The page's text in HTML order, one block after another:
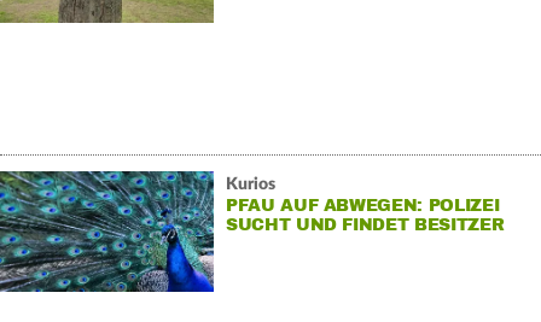
Kurios
PFAU AUF ABWEGEN: POLIZEI
SUCHT UND FINDET BESITZER